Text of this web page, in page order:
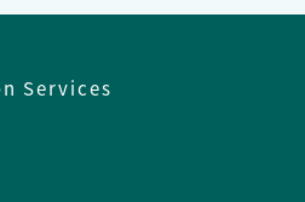
Services